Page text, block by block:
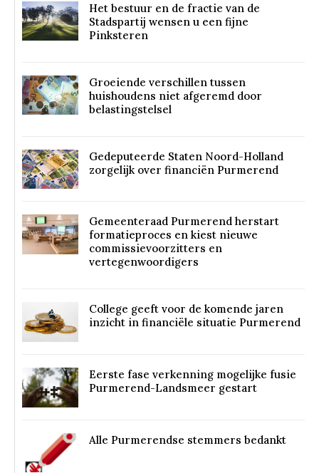
Het bestuur en de fractie van de
Stadspartij wensen u een fijne
Pinksteren
Groeiende verschillen tussen
huishoudens niet afgeremd door
belastingstelsel
Gedeputeerde Staten Noord-Holland
zorgelijk over financiën Purmerend
Gemeenteraad Purmerend herstart
formatieproces en kiest nieuwe
commissievoorzitters en
vertegenwoordigers
College geeft voor de komende jaren
inzicht in financiële situatie Purmerend
Eerste fase verkenning mogelijke fusie
Purmerend-Landsmeer gestart
Alle Purmerendse stemmers bedankt